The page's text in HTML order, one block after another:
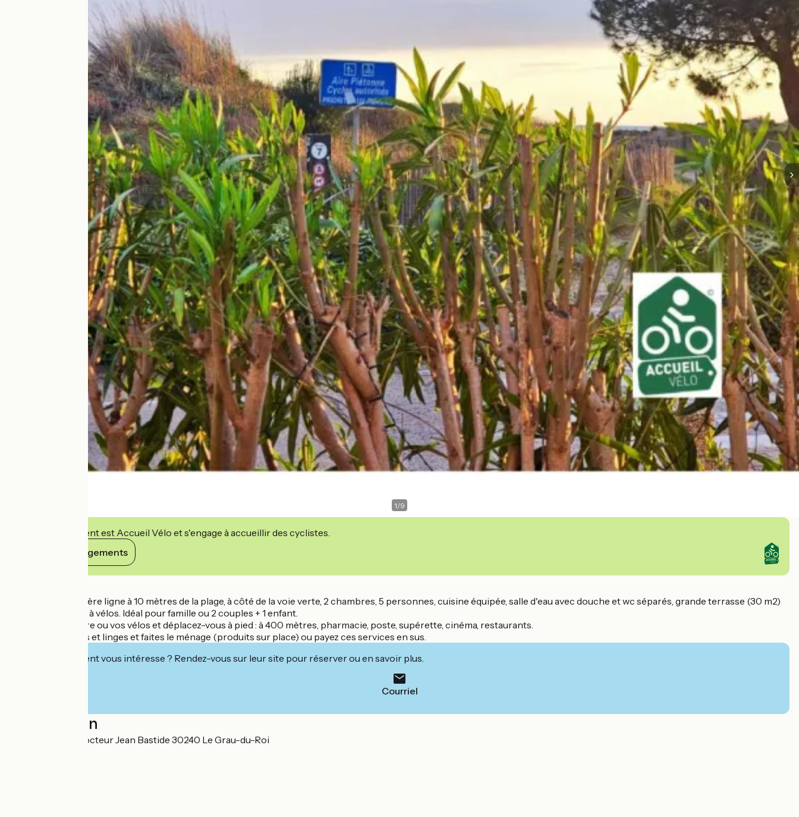
1/9
Cet établissement est Accueil Vélo et s'engage à accueillir des cyclistes.
Voir ses engagements
parking privé, en 1ère ligne à 10 mètres de la plage, à côté de la voie verte, 2 chambres, 5 personnes, cuisine équipée, salle d'eau avec douche et wc séparés, grande terrasse (30 m2)
sans vis à vis, parc à vélos. Idéal pour famille ou 2 couples + 1 enfant.
Posez votre voiture ou vos vélos et déplacez-vous à pied : à 400 mètres, pharmacie, poste, supérette, cinéma, restaurants.
Amenez vos draps et linges et faites le ménage (produits sur place) ou payez ces services en sus.
Cet établissement vous intéresse ? Rendez-vous sur leur site pour réserver ou en savoir plus.
Courriel
Localisation
700 boulevard Docteur Jean Bastide 30240 Le Grau-du-Roi